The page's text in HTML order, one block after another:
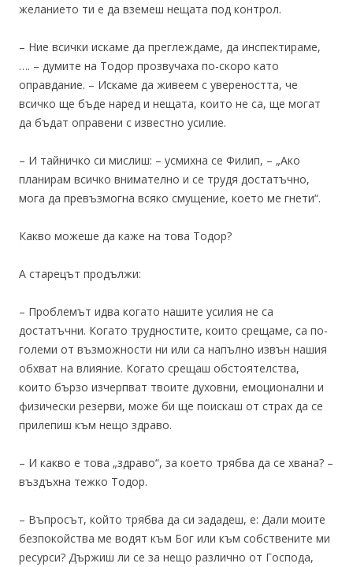
желанието ти е да вземеш нещата под контрол.
– Ние всички искаме да преглеждаме, да инспектираме,
…. – думите на Тодор прозвучаха по-скоро като
оправдание. – Искаме да живеем с увереността, че
всичко ще бъде наред и нещата, които не са, ще могат
да бъдат оправени с известно усилие.
– И тайничко си мислиш: – усмихна се Филип, – „Ако
планирам всичко внимателно и се трудя достатъчно,
мога да превъзмогна всяко смущение, което ме гнети“.
Какво можеше да каже на това Тодор?
А старецът продължи:
– Проблемът идва когато нашите усилия не са
достатъчни. Когато трудностите, които срещаме, са по-
големи от възможности ни или са напълно извън нашия
обхват на влияние. Когато срещаш обстоятелства,
които бързо изчерпват твоите духовни, емоционални и
физически резерви, може би ще поискаш от страх да се
прилепиш към нещо здраво.
– И какво е това „здраво“, за което трябва да се хвана? –
въздъхна тежко Тодор.
– Въпросът, който трябва да си зададеш, е: Дали моите
безпокойства ме водят към Бог или към собствените ми
ресурси? Държиш ли се за нещо различно от Господа,